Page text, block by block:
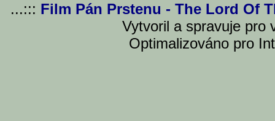
...::: Film Pán Prstenu - The Lord Of
Vytvoril a spravuje pro
Optimalizováno pro